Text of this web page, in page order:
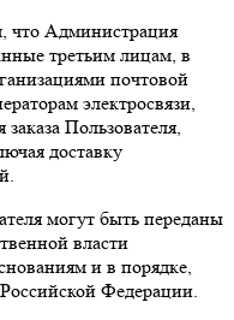
что Администрация
третьим лицам, в
почтовой
электросвязи,
Пользователя,
доставку
могут быть переданы
власти
и в порядке,
Федерации.